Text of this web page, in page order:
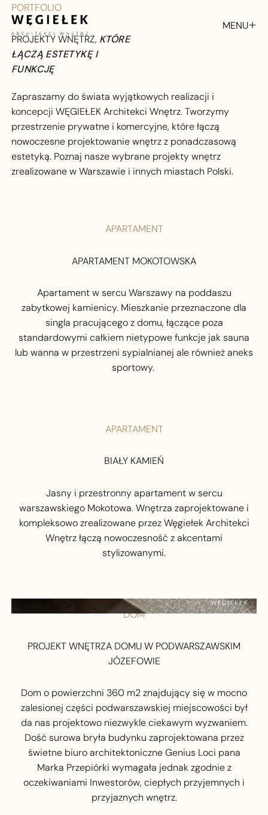
MENU
PORTFOLIO
PROJEKTY WNĘTRZ, KTÓRE
ŁĄCZĄ ESTETYKĘ I
FUNKCJĘ
Zapraszamy do świata wyjątkowych realizacji i
koncepcji WĘGIEŁEK Architekci Wnętrz. Tworzymy
przestrzenie prywatne i komercyjne, które łączą
nowoczesne projektowanie wnętrz z ponadczasową
estetyką. Poznaj nasze wybrane projekty wnętrz
zrealizowane w Warszawie i innych miastach Polski.
APARTAMENT
APARTAMENT MOKOTOWSKA
Apartament w sercu Warszawy na poddaszu
zabytkowej kamienicy. Mieszkanie przeznaczone dla
singla pracującego z domu, łączące poza
standardowymi całkiem nietypowe funkcje jak sauna
lub wanna w przestrzeni sypialnianej ale również aneks
sportowy. ‍
APARTAMENT
BIAŁY KAMIEŃ
Jasny i przestronny apartament w sercu
warszawskiego Mokotowa. Wnętrza zaprojektowane i
kompleksowo zrealizowane przez Węgiełek Architekci
Wnętrz łączą nowoczesność z akcentami
stylizowanymi.‍
DOM
PROJEKT WNĘTRZA DOMU W PODWARSZAWSKIM
JÓZEFOWIE
Dom o powierzchni 360 m2 znajdujący się w mocno
zalesionej części podwarszawskiej miejscowości był
da nas projektowo niezwykle ciekawym wyzwaniem.
Dość surowa bryła budynku zaprojektowana przez
świetne biuro architektoniczne Genius Loci pana
Marka Przepiórki wymagała jednak zgodnie z
oczekiwaniami Inwestorów, ciepłych przyjemnych i
przyjaznych wnętrz.